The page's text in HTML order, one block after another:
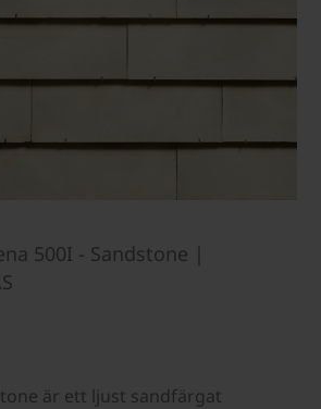
500I - Sandstone |
är ett ljust sandfärgat